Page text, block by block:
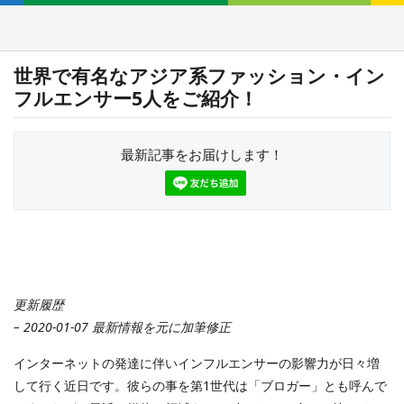
世界で有名なアジア系ファッション・イン
フルエンサー5人をご紹介！
最新記事をお届けします！
更新履歴
– 2020-01-07 最新情報を元に加筆修正
インターネットの発達に伴いインフルエンサーの影響力が日々増
して行く近日です。彼らの事を第1世代は「ブロガー」とも呼んで